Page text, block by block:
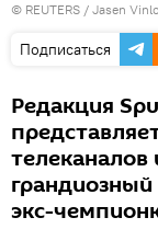
© REUTERS / Jasen
Подписаться
Редакция
экс-